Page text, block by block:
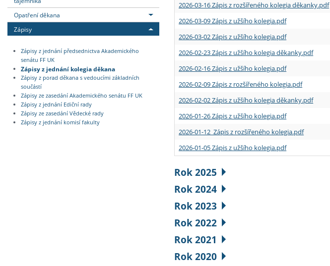
Opatření děkana
Zápisy
Zápisy z jednání předsednictva Akademického
senátu FF UK
Zápisy z jednání kolegia děkana
Zápisy z porad děkana s vedoucími základních
součástí
Zápisy ze zasedání Akademického senátu FF UK
Zápisy z jednání Ediční rady
Zápisy ze zasedání Vědecké rady
Zápisy z jednání komisí fakulty
2026-03-16 Zápis z rozšířeného kolegia děkanky.pdf
2026-03-09 Zápis z užšího kolegia.pdf
2026-03-02 Zápis z užšího kolegia.pdf
2026-02-23 Zápis z užšího kolegia děkanky.pdf
2026-02-16 Zápis z užšího kolegia.pdf
2026-02-09 Zápis z rozšířeného kolegia.pdf
2026-02-02 Zápis z užšího kolegia děkanky.pdf
2026-01-26 Zápis z užšího kolegia.pdf
2026-01-12 Zápis z rozšířeného kolegia.pdf
2026-01-05 Zápis z užšího kolegia.pdf
Rok 2025
Rok 2024
Rok 2023
Rok 2022
Rok 2021
Rok 2020